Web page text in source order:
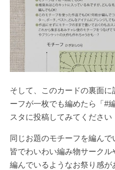
そして、このカードの裏面
ーフが一枚でも編めたら「#
スタに投稿してみてください
同じお題のモチーフを編んで
皆でわいわい編み物サーク
編んでいるようなお祭り感